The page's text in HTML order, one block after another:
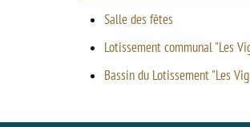
Salle des fêtes
Lotissement communal "Les
Bassin du Lotissement "Les